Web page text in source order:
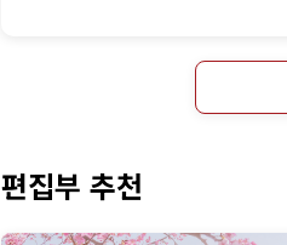
편집부 추천